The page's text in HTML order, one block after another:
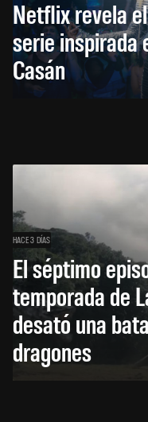
Netflix revela
serie inspirada
Casán
HACE 3 DÍAS
El séptimo
temporada de
desató una
dragones